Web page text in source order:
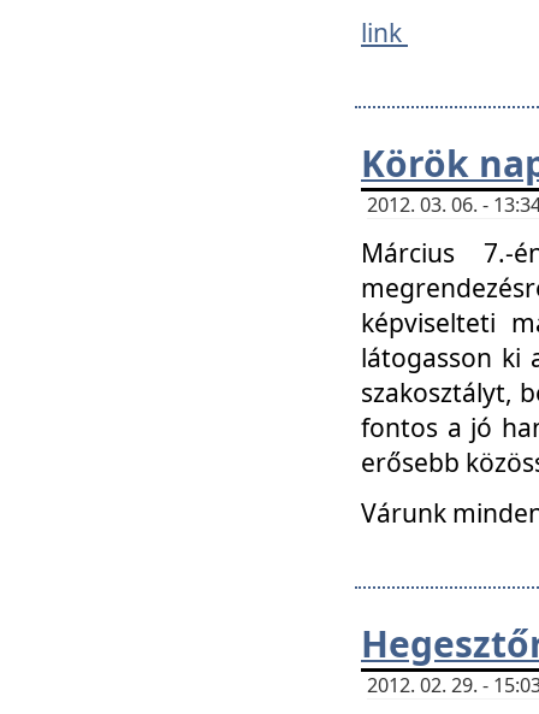
link
Körök
2012. 03. 06. -
Március 7.-
képviselteti
látogasson ki
szakosztályt,
fontos a jó
erősebb
Várunk
2012. 02. 29. -